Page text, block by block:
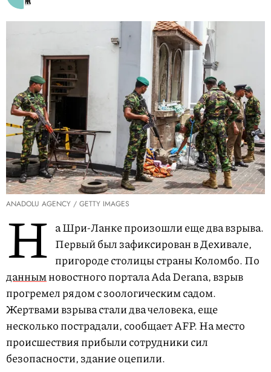
ANADOLU AGENCY / GETTY IMAGES
Н а Шри-Ланке произошли еще два взрыва.
Первый был зафиксирован в Дехивале,
пригороде столицы страны Коломбо. По
даннымновостного портала Ada Derana, взрыв
прогремел рядом с зоологическим садом.
Жертвами взрыва стали два человека, еще
несколько пострадали, сообщает AFP. На место
происшествия прибыли сотрудники сил
безопасности, здание оцепили.